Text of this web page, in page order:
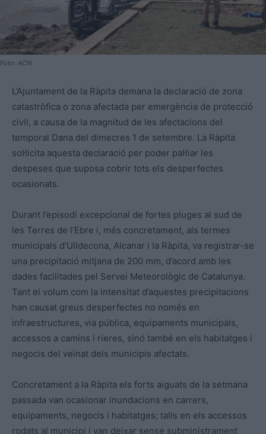
Foto: ACN
L’Ajuntament de la Ràpita demana la declaració de zona
catastròfica o zona afectada per emergència de protecció
civil, a causa de la magnitud de les afectacions del
temporal Dana del dimecres 1 de setembre. La Ràpita
sol·licita aquesta declaració per poder pal·liar les
despeses que suposa cobrir tots els desperfectes
ocasionats.
Durant l’episodi excepcional de fortes pluges al sud de
les Terres de l’Ebre i, més concretament, als termes
municipals d’Ulldecona, Alcanar i la Ràpita, va registrar-se
una precipitació mitjana de 200 mm, d’acord amb les
dades facilitades pel Servei Meteorològic de Catalunya.
Tant el volum com la intensitat d’aquestes precipitacions
han causat greus desperfectes no només en
infraestructures, via pública, equipaments municipals,
accessos a camins i rieres, sinó també en els habitatges i
negocis del veïnat dels municipis afectats.
Concretament a la Ràpita els forts aiguats de la setmana
passada van ocasionar inundacions en carrers,
equipaments, negocis i habitatges; talls en els accessos
rodats al municipi i van deixar sense subministrament